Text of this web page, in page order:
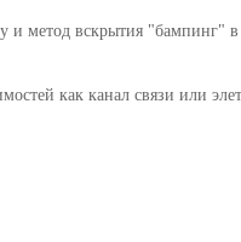
метод вскрытия "бампинг" в
как канал связи или